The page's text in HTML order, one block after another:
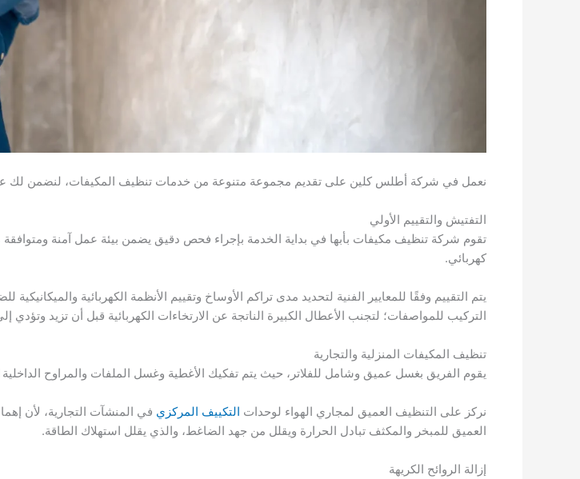
نعمل في شركة أطلس كلين على تقديم مجموعة متنوعة من خدمات تنظيف المكيفات، لنضمن لك
التفتيش والتقييم الأولي
تقوم شركة تنظيف مكيفات بأبها في بداية الخدمة بإجراء فحص دقيق يضمن بيئة عمل آمنة
كهربائي.
يتم التقييم وفقًا للمعايير الفنية لتحديد مدى تراكم الأوساخ وتقييم الأنظمة الكهربائية
التركيب للمواصفات؛ لتجنب الأعطال الكبيرة الناتجة عن الارتخاءات الكهربائية قبل أن تزيد وتؤدي
تنظيف المكيفات المنزلية والتجارية
يقوم الفريق بغسل عميق وشامل للفلاتر، حيث يتم تفكيك الأغطية وغسل الملفات والمراوح
نركز على التنظيف العميق لمجاري الهواء لوحدات التكييف المركزي في المنشآت التجارية، لأن
العميق للمبخر والمكثف تبادل الحرارة ويقلل من جهد الضاغط، والذي يقلل استهلاك الطاقة.
إزالة الروائح الكريهة